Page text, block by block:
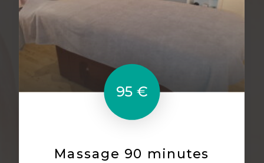
95 €
Massage 90 minutes